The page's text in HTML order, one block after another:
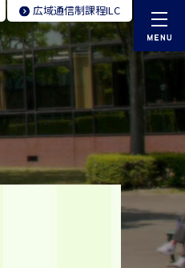
広域通信制課程ILC